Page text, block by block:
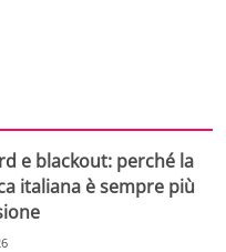
e blackout: perché la
italiana è sempre più